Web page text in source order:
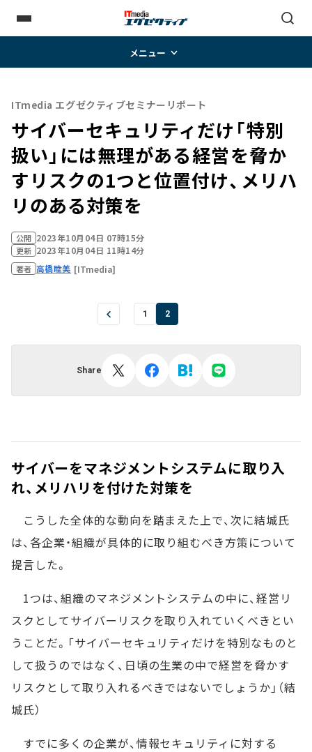
メニュー
ITmedia エグゼクティブセミナーリポート
サイバーセキュリティだけ「特別
扱い」には無理がある――経営を脅か
すリスクの1つと位置付け、メリハ
リのある対策を
公開 2023年10月04日 07時15分
更新 2023年10月04日 11時14分
著者 高橋睦美 [ITmedia]
1 2
Share
サイバーをマネジメントシステムに取り入
れ、メリハリを付けた対策を
こうした全体的な動向を踏まえた上で、次に結城氏
は、各企業・組織が具体的に取り組むべき方策について
提言した。
1つは、組織のマネジメントシステムの中に、経営リ
スクとしてサイバーリスクを取り入れていくべきとい
うことだ。「サイバーセキュリティだけを特別なものと
して扱うのではなく、日頃の生業の中で経営を脅かす
リスクとして取り入れるべきではないでしょうか」（結
城氏）
すでに多くの企業が、情報セキュリティに対する